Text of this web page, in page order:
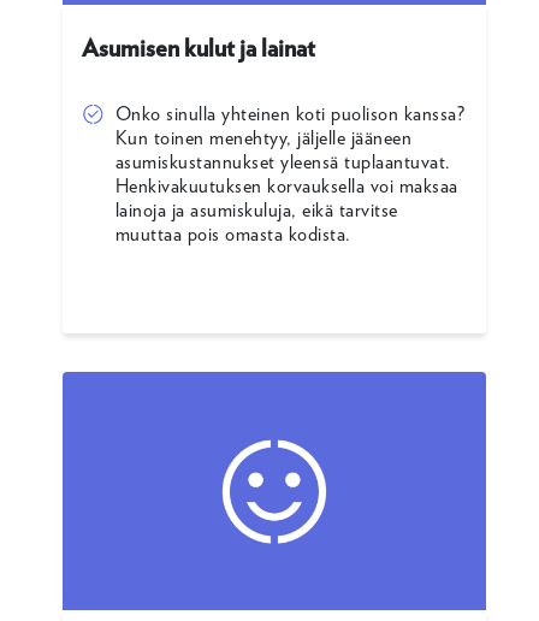
Asumisen kulut ja lainat
Onko sinulla yhteinen koti puolison kanssa?
Kun toinen menehtyy, jäljelle jääneen
asumiskustannukset yleensä tuplaantuvat.
Henkivakuutuksen korvauksella voi maksaa
lainoja ja asumiskuluja, eikä tarvitse
muuttaa pois omasta kodista.